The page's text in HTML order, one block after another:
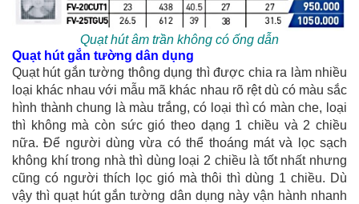
Quạt hút âm trần không có ống dẫn
Quạt hút gắn tường dân dụng
Quạt hút gắn tường thông dụng thì được chia ra làm nhiều
loại khác nhau với mẫu mã khác nhau rõ rệt dù có màu sắc
hình thành chung là màu trắng, có loại thì có màn che, loại
thì không mà còn sức gió theo dạng 1 chiều và 2 chiều
nữa. Để người dùng vừa có thể thoáng mát và lọc sạch
không khí trong nhà thì dùng loại 2 chiều là tốt nhất nhưng
cũng có người thích lọc gió mà thôi thì dùng 1 chiều. Dù
vậy thì quạt hút gắn tường dân dụng này vận hành nhanh